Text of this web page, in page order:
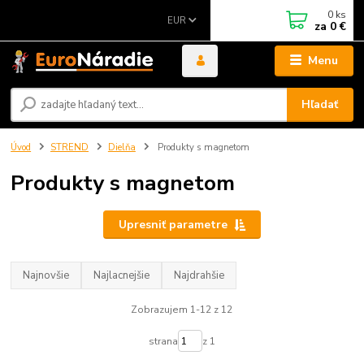
Menu
EUR
Hľadať
0 ks
za 0 €
Úvod STREND Dielňa Produkty s magnetom
Produkty s magnetom
Upresniť parametre
Najnovšie Najlacnejšie Najdrahšie
Zobrazujem 1-12 z 12
strana z 1